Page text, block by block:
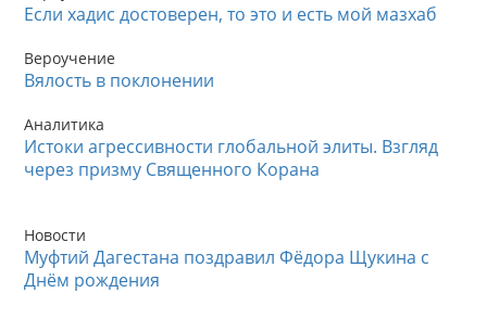
Если хадис достоверен, то это и есть мой мазхаб
Вероучение
Вялость в поклонении
Аналитика
Истоки агрессивности глобальной элиты. Взгляд
через призму Священного Корана
Новости
Муфтий Дагестана поздравил Фёдора Щукина с
Днём рождения